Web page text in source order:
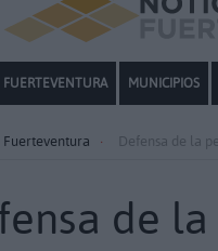
FUERTEVENTURA MUNICIPIOS
Fuerteventura Defensa de la
de